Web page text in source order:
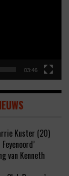
03:46
Kuster (20)
van Kenneth